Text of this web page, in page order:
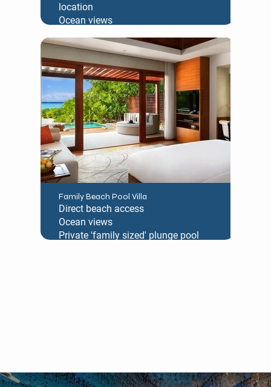
location
Ocean views
Family Beach Pool Villa
Direct beach access
Ocean views
Private 'family sized' plunge pool